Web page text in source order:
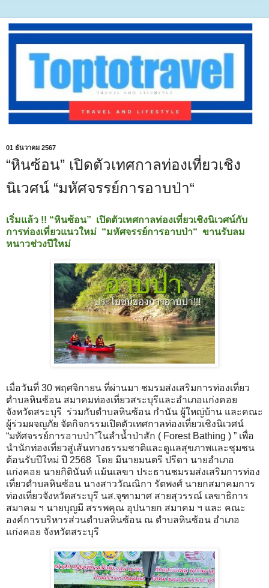
01 ธันวาคม 2567
“หินซ้อน” เปิดตัวเทศกาลท่องเที่ยวเชิง
นิเวศน์ “มหัศจรรย์การอาบป่า“
เริ่มแล้ว !! “หินซ้อน” เปิดตัวเทศกาลท่องเที่ยวเชิงนิเวศน์กับ
การท่องเที่ยวแนวใหม่ “มหัศจรรย์การอาบป่า“ ขานรับลม
หนาวช่วงปีใหม่
เมื่อวันที่ 30 พฤศจิกายน ที่ผ่านมา ชมรมส่งเสริมการท่องเที่ยว
ตำบลหินซ้อน สมาคมท่องเที่ยวสระบุรีและอำเภอแก่งคอย
จังหวัดสระบุรี ร่วมกับตำบลหินซ้อน กำนัน ผู้ใหญ่บ้าน และคณะ
ผู้ร่วมผจญภัย จัดกิจกรรมเปิดตัวเทศกาลท่องเที่ยวเชิงนิเวศน์
“มหัศจรรย์การอาบป่า”ในลำน้ำป่าสัก ( Forest Bathing ) ” เพื่อ
นำนักท่องเที่ยวสู่เส้นทางธรรมชาติและดูแลสุขภาพและชุมชน
ต้อนรับปีใหม่ ปี 2568 โดย มีนายมนตรี ปรีดา นายอำเภอ
แก่งคอย นายกิตินันท์ แม้นเลขา ประธานชมรมส่งเสริมการท่อง
เที่ยวตำบลหินซ้อน นางสาววัณณิกา รัตพงศ์ นายกสมาคมการ
ท่องเที่ยวจังหวัดสระบุรี นส.จุฑามาศ สายสุวรรณ์ เลขาธิการ
สมาคม ฯ นายบุญมี สรรพคุณ อุปนายก สมาคม ฯ และ คณะ
องค์การบริหารส่วนตำบลหินซ้อน ณ ตำบลหินซ้อน อำเภอ
แก่งคอย จังหวัดสระบุรี